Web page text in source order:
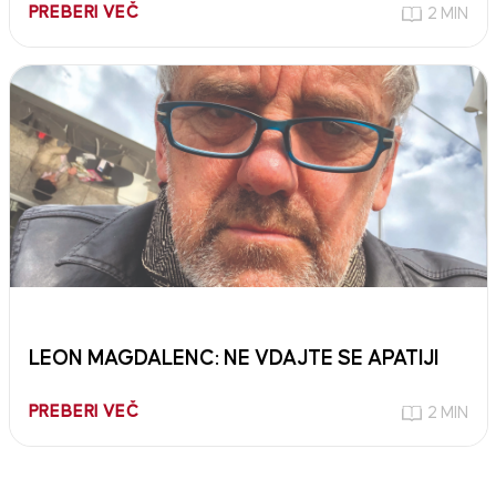
PREBERI VEČ 2 MIN
LEON MAGDALENC: NE VDAJTE SE APATIJI
PREBERI VEČ 2 MIN